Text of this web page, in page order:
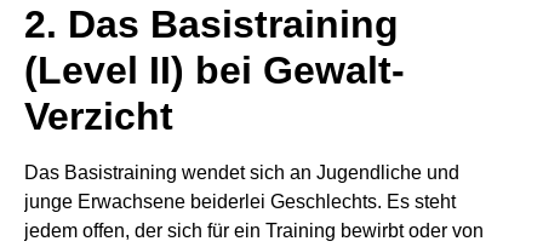
2. Das Basistraining
(Level II) bei Gewalt-
Verzicht
Das Basistraining wendet sich an Jugendliche und
junge Erwachsene beiderlei Geschlechts. Es steht
jedem offen, der sich für ein Training bewirbt oder von